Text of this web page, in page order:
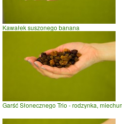
Kawałek suszonego banana
Garść Słonecznego Trio - rodzynka,